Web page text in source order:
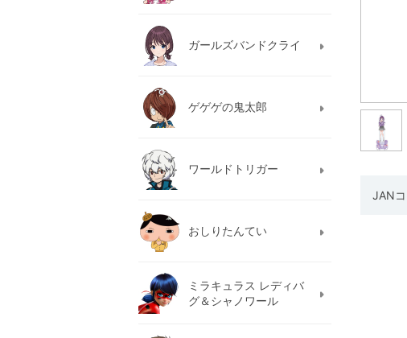
JAN
ガールズバンドクライ
ゲゲゲの鬼太郎
ワールドトリガー
おしりたんてい
ミラキュラス レディバ
グ＆シャノワール